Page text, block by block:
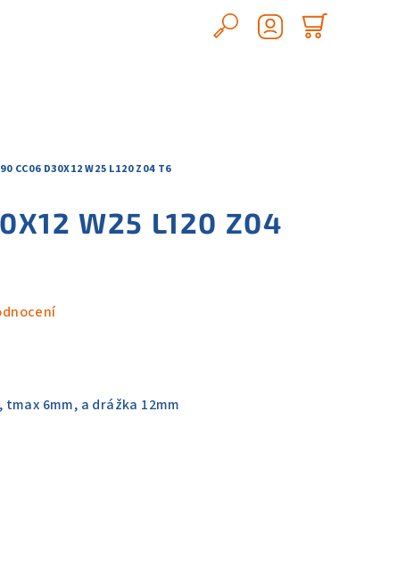
Hledat
CC06 D30X12 W25 L120 Z04 T6
W25 L120 Z04
tmax 6mm, a drážka 12mm